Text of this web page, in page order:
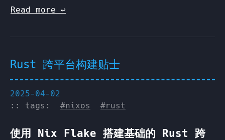
Read more ↩︎
Rust 跨平台构建贴士
2025-04-02
:: tags: #nixos #rust
使用 Nix Flake 搭建基础的 Rust 跨